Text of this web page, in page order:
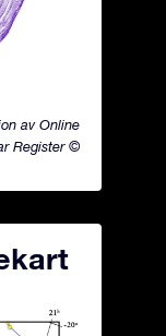
av Online
Register ©